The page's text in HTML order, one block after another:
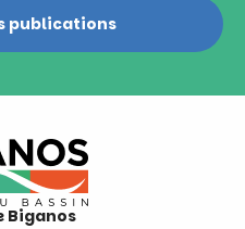
publications
Biganos